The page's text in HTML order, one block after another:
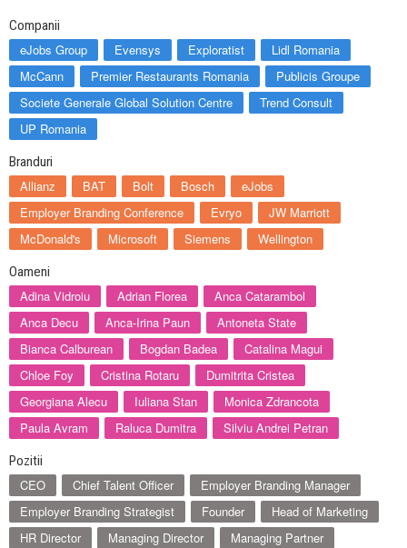
Companii
eJobs Group Evensys Exploratist
Lidl Romania
McCann
Premier Restaurants Romania
Publicis Groupe
Societe Generale Global Solution Centre
Trend Consult
UP Romania
Branduri
Allianz BAT Bolt Bosch
eJobs
Employer Branding Conference
Evryo
JW Marriott
McDonald's
Microsoft Siemens Wellington
Oameni
Adina Vidroiu Adrian Florea
Anca Catarambol
Anca Decu
Anca-Irina Paun
Antoneta State
Bianca Calburean
Bogdan Badea
Catalina Magui
Chloe Foy
Cristina Rotaru
Dumitrita Cristea
Georgiana Alecu
Iuliana Stan
Monica Zdrancota
Paula Avram
Raluca Dumitra Silviu Andrei Petran
Pozitii
CEO Chief Talent Officer
Employer Branding Manager
Employer Branding Strategist
Founder
Head of Marketing
HR Director
Managing Director
Managing Partner